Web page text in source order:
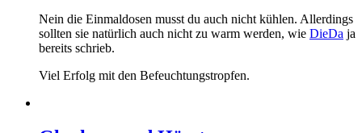
Nein die Einmaldosen musst du auch nicht kühlen. Allerdings
sollten sie natürlich auch nicht zu warm werden, wie DieDa ja
bereits schrieb.
Viel Erfolg mit den Befeuchtungstropfen.